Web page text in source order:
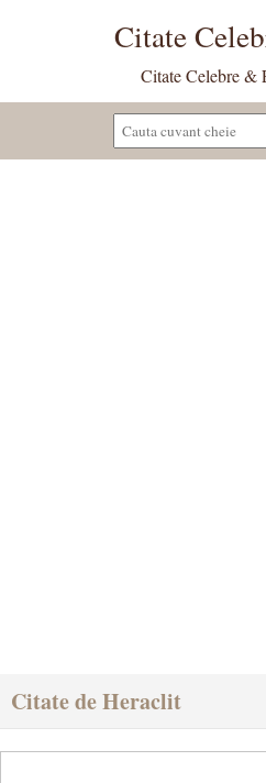
Citate
Citate Celebre &
Citate de Heraclit